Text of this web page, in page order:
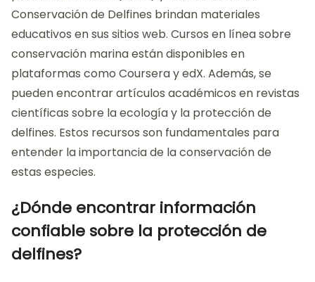
Conservación de Delfines brindan materiales
educativos en sus sitios web. Cursos en línea sobre
conservación marina están disponibles en
plataformas como Coursera y edX. Además, se
pueden encontrar artículos académicos en revistas
científicas sobre la ecología y la protección de
delfines. Estos recursos son fundamentales para
entender la importancia de la conservación de
estas especies.
¿Dónde encontrar información
confiable sobre la protección de
delfines?